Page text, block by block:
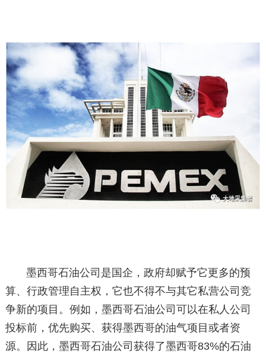
墨西哥石油公司是国企，政府却赋予它更多的预
算、行政管理自主权，它也不得不与其它私营公司竞
争新的项目。例如，墨西哥石油公司可以在私人公司
投标前，优先购买、获得墨西哥的油气项目或者资
源。因此，墨西哥石油公司获得了墨西哥83%的石油